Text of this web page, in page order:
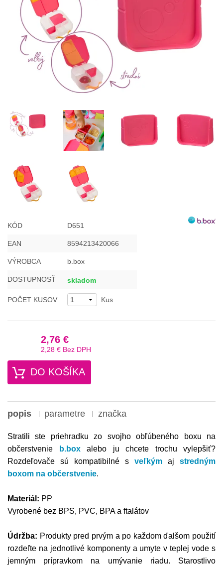
KÓD D651
EAN 8594213420066
VÝROBCA b.box
DOSTUPNOSŤ skladom
POČET KUSOV Kus
2,76 €
2,28 € Bez DPH
DO KOŠÍKA
popis parametre značka
Stratili ste priehradku zo svojho obľúbeného boxu na
občerstvenie
b.boxalebo ju chcete trochu vylepšiť?
Rozdeľovače sú kompatibilné s veľkým aj stredným
boxom na občerstvenie.
Materiál: PP
Vyrobené bez BPS, PVC, BPA a ftalátov
Údržba: Produkty pred prvým a po každom ďalšom použití
rozdeľte na jednotlivé komponenty a umyte v teplej vode s
jemným prípravkom na umývanie riadu. Starostlivo